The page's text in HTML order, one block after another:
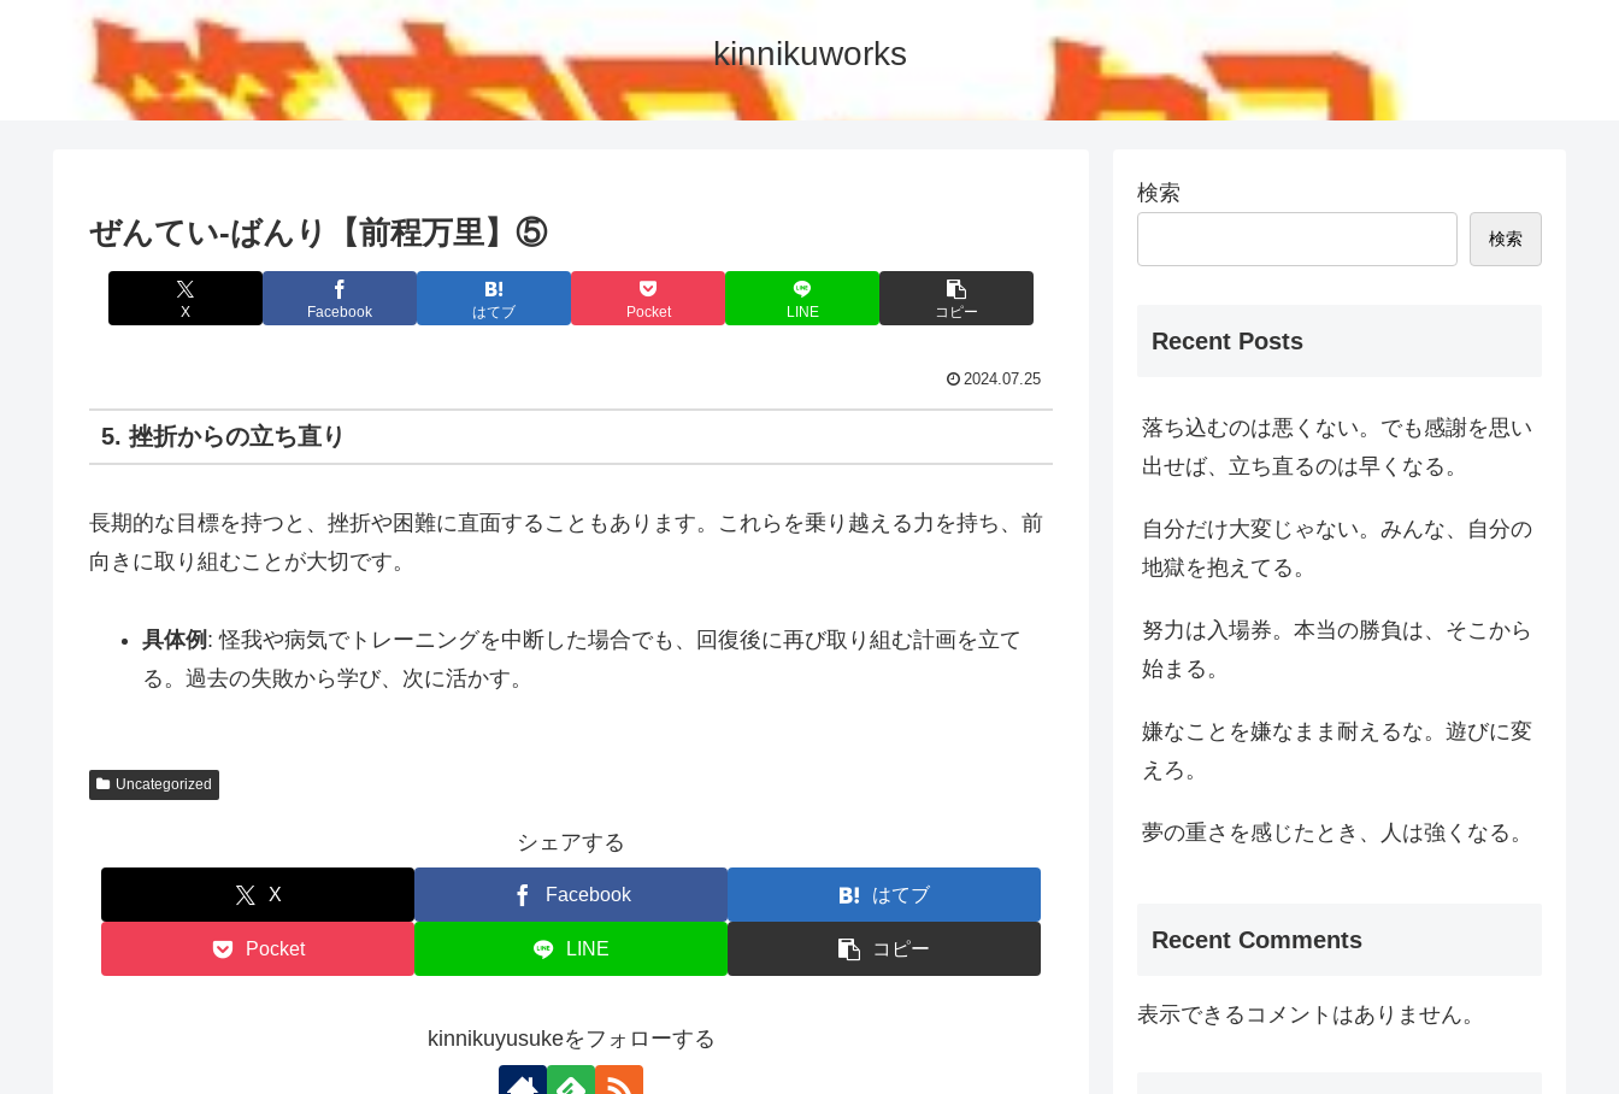
kinnikuworks
ぜんてい-ばんり【前程万里】⑤
X Facebook はてブ Pocket LINE コピー
2024.07.25
5. 挫折からの立ち直り
長期的な目標を持つと、挫折や困難に直面することもあります。これらを乗り越える力を持ち、前
向きに取り組むことが大切です。
具体例 : 怪我や病気でトレーニングを中断した場合でも、回復後に再び取り組む計画を立て
る。過去の失敗から学び、次に活かす。
Uncategorized
シェアする
X Facebook はてブ
Pocket LINE コピー
kinnikuyusukeをフォローする
検索
検索
Recent Posts
落ち込むのは悪くない。でも感謝を思い
出せば、立ち直るのは早くなる。
自分だけ大変じゃない。みんな、自分の
地獄を抱えてる。
努力は入場券。本当の勝負は、そこから
始まる。
嫌なことを嫌なまま耐えるな。遊びに変
えろ。
夢の重さを感じたとき、人は強くなる。
Recent Comments
表示できるコメントはありません。